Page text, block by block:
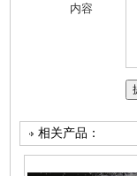
内容
相关产品：